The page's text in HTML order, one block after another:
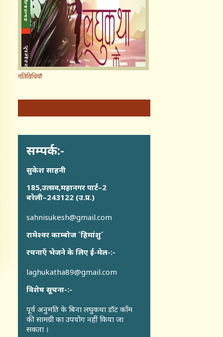
गतिविधियाँ
सम्पर्क:-
सुकेश साहनी
185,उत्सव,महानगर पार्ट–2
बरेली–243122 (उ.प्र.)
sahnisukesh@gmail.com
रामेश्वर काम्बोज ´हिमांशु´
रचनाएँ भेजने के लिए ई-मेल-:-
laghukatha89@gmail.com
विशेष सूचना-:-
पूर्व अनुमति के बिना लघुकथा डॉट कॉंम
की सामग्री का उपयोग नहीं किया जा
सकता ।